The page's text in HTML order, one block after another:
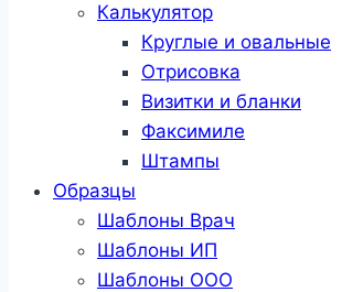
Калькулятор
Круглые и овальные
Отрисовка
Визитки и бланки
Факсимиле
Штампы
Образцы
Шаблоны Врач
Шаблоны ИП
Шаблоны ООО